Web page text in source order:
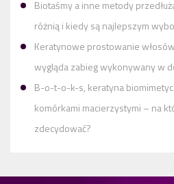
Biotaśmy a inne metody
różnią i kiedy są najlepszym
Keratynowe prostowanie
wygląda zabieg wykonywany w
B-o-t-o-k-s, keratyna
komórkami macierzystymi – na
zdecydować?